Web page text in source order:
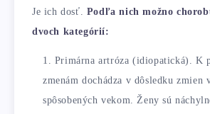
Je ich dosť. Podľa nich možno
dvoch kategórií:
Primárna artróza (idiopatická). K
zmenám dochádza v dôsledku zmien
spôsobených vekom. Ženy sú